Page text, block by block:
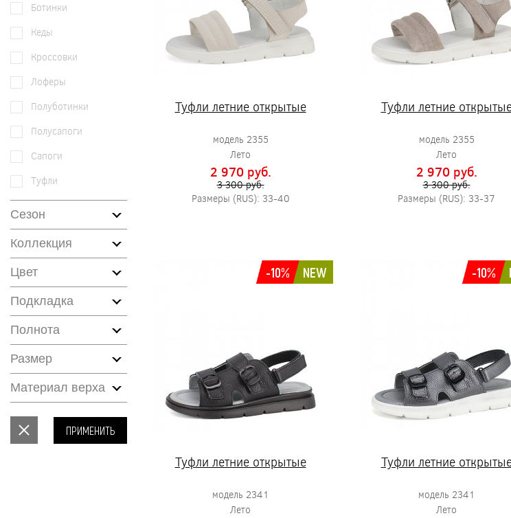
Ботинки
Кеды
Кроссовки
Лоферы
Полуботинки
Полусапоги
Сапоги
Туфли
Сезон
Коллекция
Цвет
Подкладка
Полнота
Размер
Материал верха
ПРИМЕНИТЬ
Туфли летние открытые
модель 2355
Лето
2 970 pуб.
3 300 pуб.
Размеры (RUS): 33-40
Туфли летние
модель 2355
Лето
2 970 pуб.
3 300 pуб.
Размеры (RUS): 33-37
-10% NEW
Туфли летние открытые
модель 2341
Лето
-10%
Туфли летние
модель 2341
Лето